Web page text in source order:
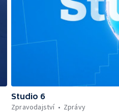
Studio 6
Zpravodajství
Zprávy